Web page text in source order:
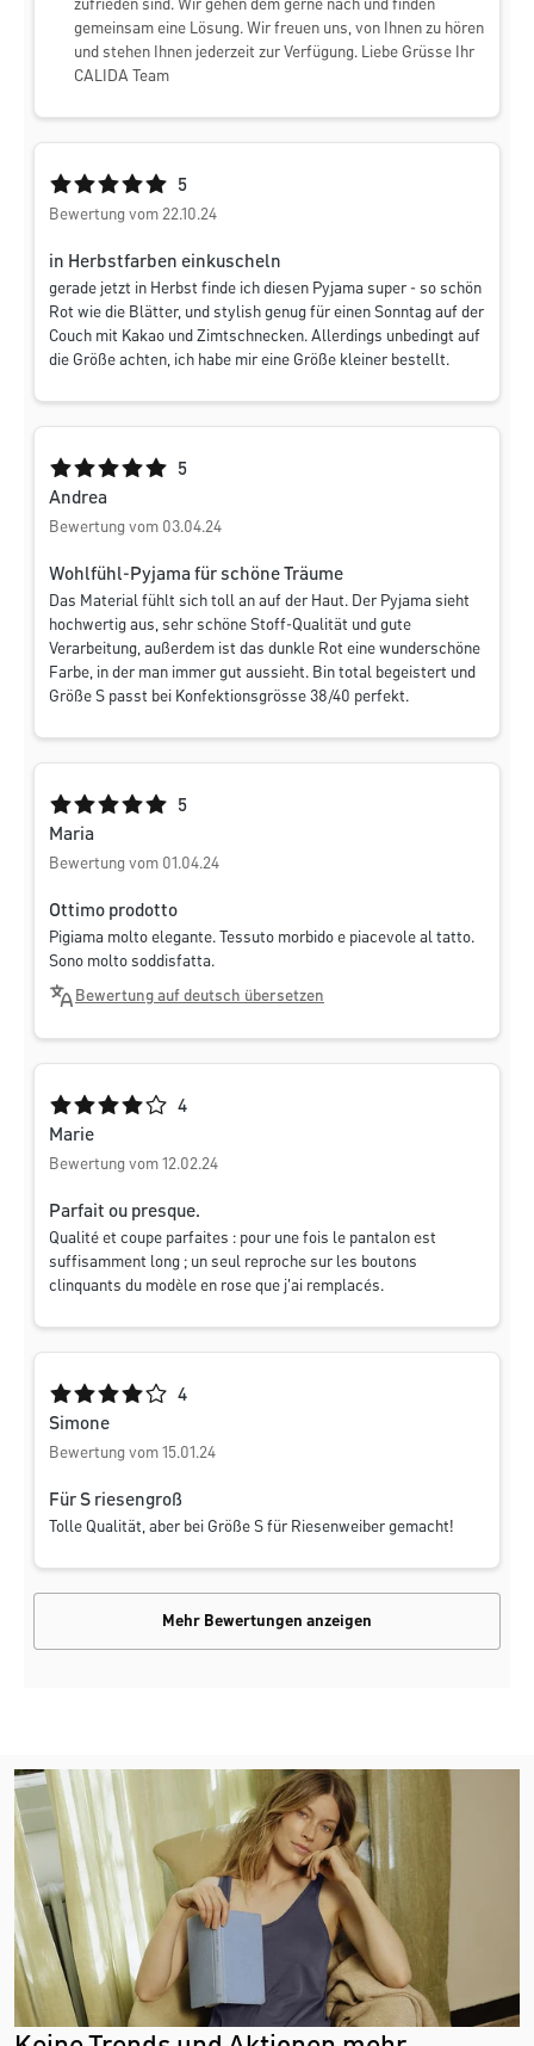
zufrieden sind. Wir gehen dem gerne nach und finden
gemeinsam eine Lösung. Wir freuen uns, von Ihnen zu hören
und stehen Ihnen jederzeit zur Verfügung. Liebe Grüsse Ihr
CALIDA Team
Durchschnittliche Bewertung von 5 von 5 Sternen
5
Bewertung vom 22.10.24
in Herbstfarben einkuscheln
gerade jetzt in Herbst finde ich diesen Pyjama super - so schön
Rot wie die Blätter, und stylish genug für einen Sonntag auf der
Couch mit Kakao und Zimtschnecken. Allerdings unbedingt auf
die Größe achten, ich habe mir eine Größe kleiner bestellt.
Durchschnittliche Bewertung von 5 von 5 Sternen
5
Andrea
Bewertung vom 03.04.24
Wohlfühl-Pyjama für schöne Träume
Das Material fühlt sich toll an auf der Haut. Der Pyjama sieht
hochwertig aus, sehr schöne Stoff-Qualität und gute
Verarbeitung, außerdem ist das dunkle Rot eine wunderschöne
Farbe, in der man immer gut aussieht. Bin total begeistert und
Größe S passt bei Konfektionsgrösse 38/40 perfekt.
Durchschnittliche Bewertung von 5 von 5 Sternen
5
Maria
Bewertung vom 01.04.24
Ottimo prodotto
Pigiama molto elegante. Tessuto morbido e piacevole al tatto.
Sono molto soddisfatta.
Bewertung auf deutsch übersetzen
Durchschnittliche Bewertung von 4 von 5 Sternen
4
Marie
Bewertung vom 12.02.24
Parfait ou presque.
Qualité et coupe parfaites : pour une fois le pantalon est
suffisamment long ; un seul reproche sur les boutons
clinquants du modèle en rose que j'ai remplacés.
Durchschnittliche Bewertung von 4 von 5 Sternen
4
Simone
Bewertung vom 15.01.24
Für S riesengroß
Tolle Qualität, aber bei Größe S für Riesenweiber gemacht!
Mehr Bewertungen anzeigen